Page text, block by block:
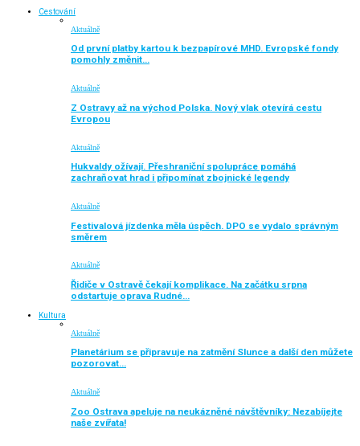
Cestování
Aktuálně
Od první platby kartou k bezpapírové MHD. Evropské fondy
pomohly změnit…
Aktuálně
Z Ostravy až na východ Polska. Nový vlak otevírá cestu
Evropou
Aktuálně
Hukvaldy ožívají. Přeshraniční spolupráce pomáhá
zachraňovat hrad i připomínat zbojnické legendy
Aktuálně
Festivalová jízdenka měla úspěch. DPO se vydalo správným
směrem
Aktuálně
Řidiče v Ostravě čekají komplikace. Na začátku srpna
odstartuje oprava Rudné…
Kultura
Aktuálně
Planetárium se připravuje na zatmění Slunce a další den můžete
pozorovat…
Aktuálně
Zoo Ostrava apeluje na neukázněné návštěvníky: Nezabíjejte
naše zvířata!